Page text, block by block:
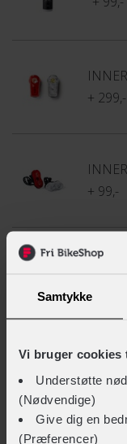
Samtykke
Vi bruger cookies
Understøtte
(Nødvendige)
Give dig en
(Præferencer)
+ 299,-
+ 99,-
+ 59,-